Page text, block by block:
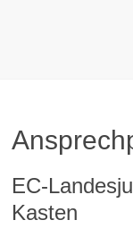
EC-
Kasten